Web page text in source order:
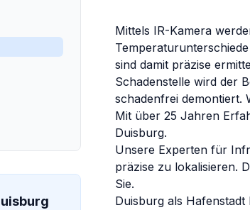
Mittels IR-Kamera
sind damit präzise
Schadenstelle wird der
schadenfrei demontiert.
Mit über 25 Jahren
Duisburg.
Unsere Experten für
präzise zu lokalisieren.
Sie.
Duisburg als